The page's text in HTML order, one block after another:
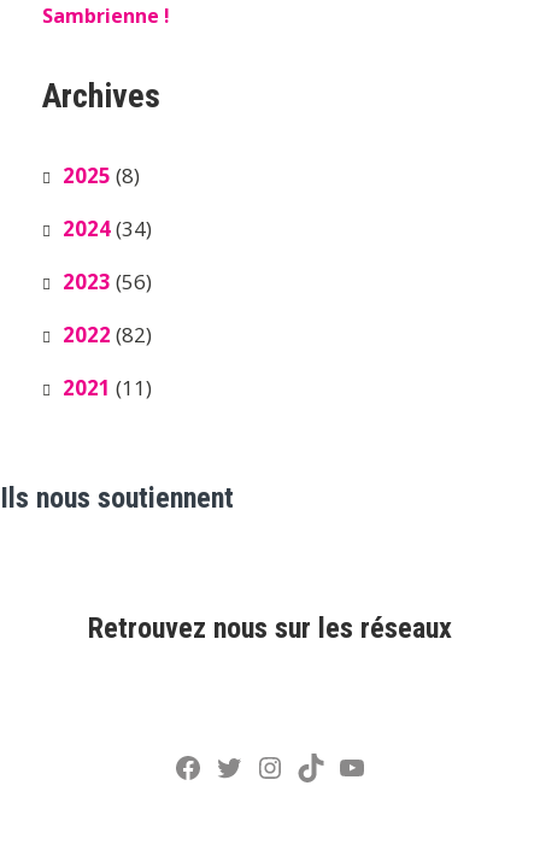
Sambrienne !
Archives
2025 (8)
2024(34)
2023 (56)
2022 (82)
2021 (11)
Ils nous soutiennent
Retrouvez nous sur les réseaux
Facebook
Twitter
Instagram
TikTokYouTube